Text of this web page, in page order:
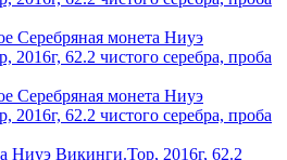
Ниуэ Викинги.Тор, 2016г, 62.2